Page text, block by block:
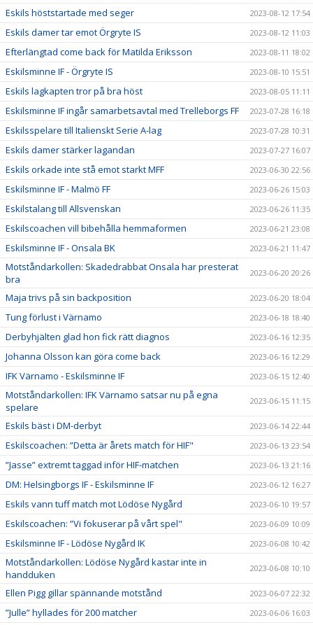
Eskils höststartade med seger 2023-08-12 17:54
Eskils damer tar emot Örgryte IS 2023-08-12 11:03
Efterlängtad come back för Matilda Eriksson 2023-08-11 18:02
Eskilsminne IF - Örgryte IS 2023-08-10 15:51
Eskils lagkapten tror på bra höst 2023-08-05 11:11
Eskilsminne IF ingår samarbetsavtal med Trelleborgs FF 2023-07-28 16:18
Eskilsspelare till Italienskt Serie A-lag 2023-07-28 10:31
Eskils damer stärker lagandan 2023-07-27 16:07
Eskils orkade inte stå emot starkt MFF 2023-06-30 22:56
Eskilsminne IF - Malmö FF 2023-06-26 15:03
Eskilstalang till Allsvenskan 2023-06-26 11:35
Eskilscoachen vill bibehålla hemmaformen 2023-06-21 23:08
Eskilsminne IF - Onsala BK 2023-06-21 11:47
Motståndarkollen: Skadedrabbat Onsala har presterat
bra
2023-06-20 20:26
Maja trivs på sin backposition 2023-06-20 18:04
Tung förlust i Värnamo 2023-06-18 18:40
Derbyhjälten glad hon fick rätt diagnos 2023-06-16 12:35
Johanna Olsson kan göra come back 2023-06-16 12:29
IFK Värnamo - Eskilsminne IF 2023-06-15 12:40
Motståndarkollen: IFK Värnamo satsar nu på egna
spelare
2023-06-15 11:15
Eskils bäst i DM-derbyt 2023-06-14 22:44
Eskilscoachen: ”Detta är årets match för HIF" 2023-06-13 23:54
”Jasse” extremt taggad inför HIF-matchen 2023-06-13 21:16
DM: Helsingborgs IF - Eskilsminne IF 2023-06-12 16:27
Eskils vann tuff match mot Lödöse Nygård 2023-06-10 19:57
Eskilscoachen: ”Vi fokuserar på vårt spel" 2023-06-09 10:09
Eskilsminne IF - Lödöse Nygård IK 2023-06-08 10:42
Motståndarkollen: Lödöse Nygård kastar inte in
handduken
2023-06-08 10:10
Ellen Pigg gillar spännande motstånd 2023-06-07 22:32
”Julle” hyllades för 200 matcher 2023-06-06 16:03